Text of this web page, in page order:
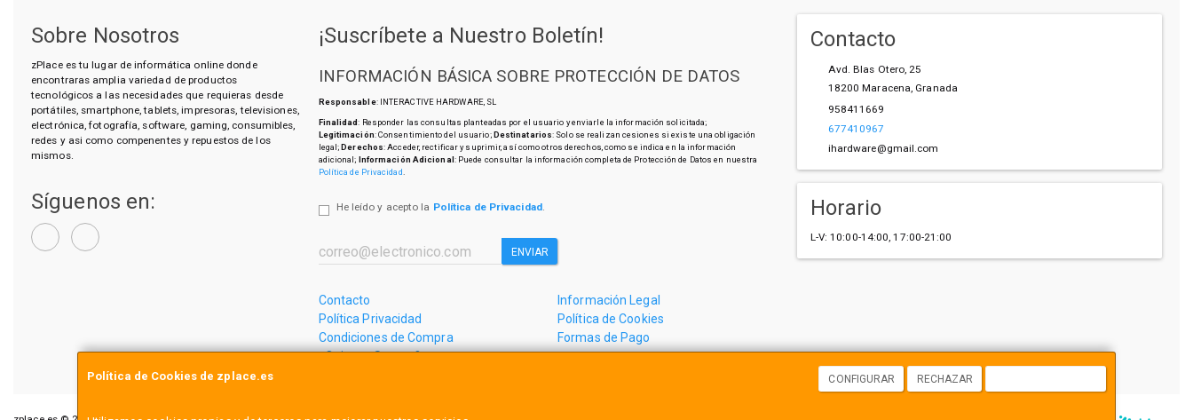
Política de Cookies de zplace.es CONFIGURAR RECHAZAR
Sobre Nosotros
zPlace es tu lugar de informática online donde
encontraras amplia variedad de productos
tecnológicos a las necesidades que requieras desde
portátiles, smartphone, tablets, impresoras, televisiones,
electrónica, fotografía, software, gaming, consumibles,
redes y asi como compenentes y repuestos de los
mismos.
Síguenos en:
¡Suscríbete a Nuestro Boletín!
INFORMACIÓN BÁSICA SOBRE PROTECCIÓN DE DATOS
Responsable: INTERACTIVE HARDWARE, SL
Finalidad: Responder las consultas planteadas por el usuario y enviarle la información solicitada;
Legitimación: Consentimiento del usuario;Destinatarios: Solo se realizan cesiones si existe una obligación
legal;Derechos: Acceder, rectificar y suprimir, así como otros derechos, como se indica en la información
adicional; Información Adicional: Puede consultar la información completa de Protección de Datos en nuestra
Política de Privacidad
He leído y acepto la Política de Privacidad.
ENVIAR
Contacto
Información Legal
Política Privacidad
Política de Cookies
Condiciones de Compra
Formas de Pago
¿Quienes Somos?
Contacto
Avd. Blas Otero, 25
18200 Maracena, Granada
958411669
677410967
ihardware@gmail.com
Horario
L-V: 10:00-14:00, 17:00-21:00